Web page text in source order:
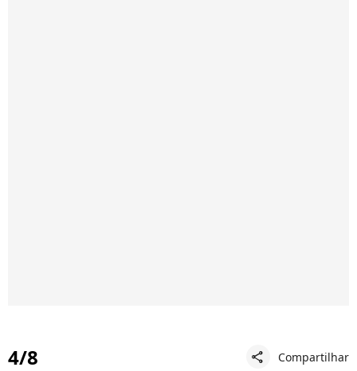
4/8 share Compartilhar